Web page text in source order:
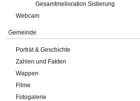
Gesamtmelioration Sistierung
Webcam
Gemeinde
Porträt & Geschichte
Zahlen und Fakten
Wappen
Filme
Fotogalerie